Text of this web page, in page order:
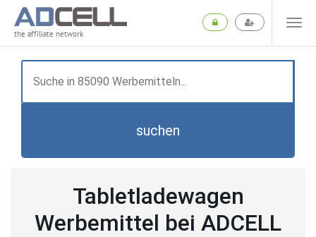
the affiliate network
suchen
Tabletladewagen
Werbemittel bei ADCELL